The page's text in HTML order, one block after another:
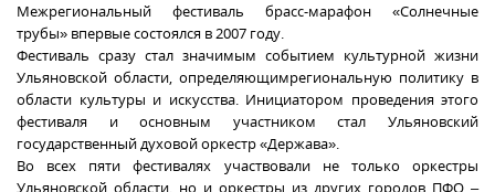
Межрегиональный фестиваль брасс-марафон «Солнечные
трубы» впервые состоялся в 2007 году.
Фестиваль сразу стал значимым событием культурной жизни
Ульяновской области, определяющимрегиональную политику в
области культуры и искусства. Инициатором проведения этого
фестиваля и основным участником стал Ульяновский
государственный духовой оркестр «Держава».
Во всех пяти фестивалях участвовали не только оркестры
Ульяновской области, но и оркестры из других городов ПФО –